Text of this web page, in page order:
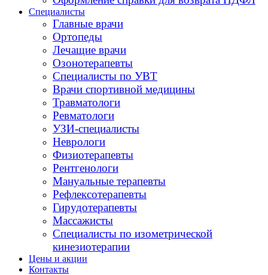
Специалисты
Главные врачи
Ортопеды
Лечащие врачи
Озонотерапевты
Специалисты по УВТ
Врачи спортивной медицины
Травматологи
Ревматологи
УЗИ-специалисты
Неврологи
Физиотерапевты
Рентгенологи
Мануальные терапевты
Рефлексотерапевты
Гирудотерапевты
Массажисты
Специалисты по изометрической
кинезиотерапии
Цены и акции
Контакты